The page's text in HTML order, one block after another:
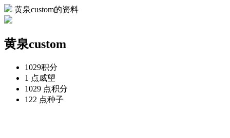
黄泉custom的资料
黄泉custom
1029积分
1 点威望
1029 点积分
122 点种子